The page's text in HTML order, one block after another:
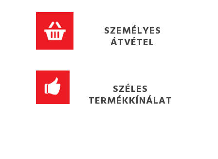
SZEMÉLYES
ÁTVÉTEL
SZÉLES
TERMÉKKÍNÁLAT